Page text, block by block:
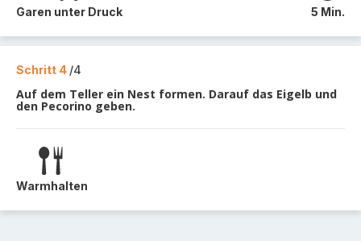
Garen unter Druck 5 Min.
Schritt 4 /4
Auf dem Teller ein Nest formen. Darauf das Eigelb und
den Pecorino geben.
Warmhalten